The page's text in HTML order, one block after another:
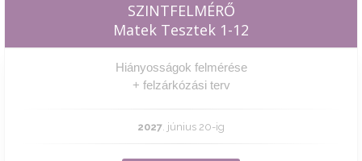
SZINTFELMÉRŐ
Matek Tesztek 1-12
Hiányosságok felmérése
+ felzárkózási terv
2027. június 20-ig